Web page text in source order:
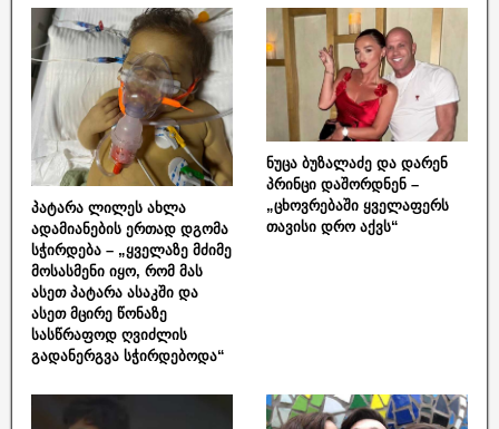
პატარა ლილეს ახლა
ადამიანების ერთად დგომა
სჭირდება – „ყველაზე მძიმე
მოსასმენი იყო, რომ მას
ასეთ პატარა ასაკში და
ასეთ მცირე წონაზე
სასწრაფოდ ღვიძლის
გადანერგვა სჭირდებოდა“
ნუცა ბუზალაძე და დარენ
პრინცი დაშორდნენ –
„ცხოვრებაში ყველაფერს
თავისი დრო აქვს“